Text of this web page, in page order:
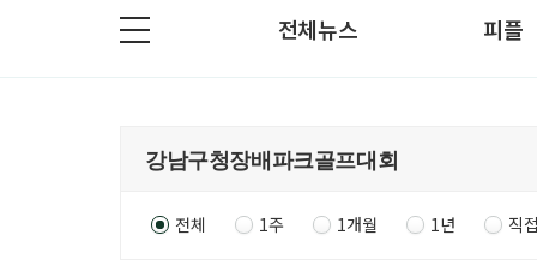
전체뉴스 피플
전체 1주 1개월 1년 직